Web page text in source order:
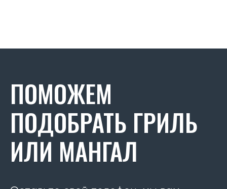
ПОМОЖЕМ
ПОДОБРАТЬ ГРИЛЬ
ИЛИ МАНГАЛ